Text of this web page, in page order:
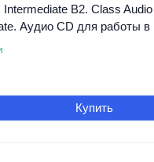
Intermediate B2. Class
Аудио CD для работы в
Купить